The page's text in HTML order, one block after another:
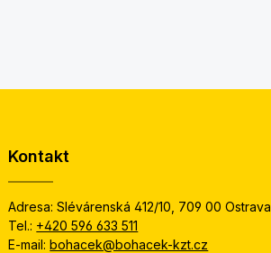
Kontakt
Adresa: Slévárenská 412/10, 709 00 Ostrava
Tel.: +420 596 633 511
E-mail:bohacek@bohacek-kzt.cz